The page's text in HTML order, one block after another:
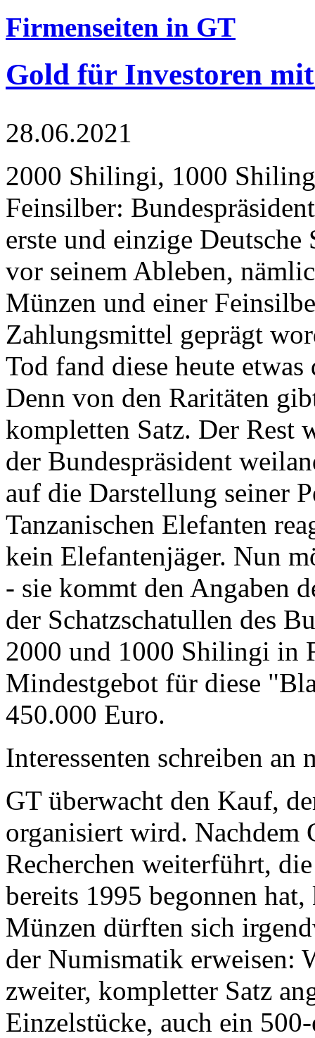
Firmenseiten in GT
Gold für Investoren
28.06.2021
2000 Shilingi, 1000
Feinsilber:
erste und einzige Deutsche
vor seinem Ableben,
Münzen und einer
Zahlungsmittel geprägt
Tod fand diese heute
Denn von den Raritäten
kompletten Satz. Der Rest
der Bundespräsident
auf die Darstellung seiner
Tanzanischen Elefanten
kein Elefantenjäger. Nun
- sie kommt den Angaben
der Schatzschatullen des
2000 und 1000 Shilingi in
Mindestgebot für diese
450.000 Euro.
Interessenten schreiben
GT überwacht den Kauf,
organisiert wird. Nachdem
Recherchen weiterführt,
bereits 1995 begonnen
Münzen dürften sich
der Numismatik erweisen:
zweiter, kompletter Satz
Einzelstücke, auch ein